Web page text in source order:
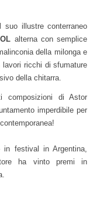
illustre conterraneo
alterna con semplice
della milonga e
ricchi di sfumature
della chitarra.
composizioni di Astor
imperdibile per
festival in Argentina,
ha vinto premi in